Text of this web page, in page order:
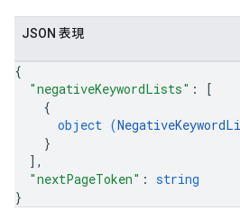
JSON 表現
{
"negativeKeywordLists" :
[
{
object (
}
] ,
"nextPageToken" : string
}